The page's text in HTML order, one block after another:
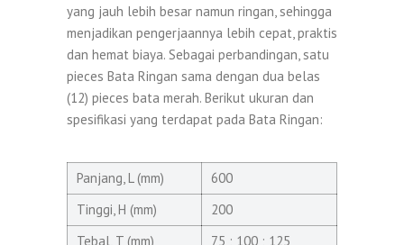
yang jauh lebih besar namun ringan, sehingga
menjadikan pengerjaannya lebih cepat, praktis
dan hemat biaya. Sebagai perbandingan, satu
pieces Bata Ringan sama dengan dua belas
(12) pieces bata merah. Berikut ukuran dan
spesifikasi yang terdapat pada Bata Ringan:
Panjang, L (mm)
600
Tinggi, H (mm)
200
Tebal, T (mm)
75 ; 100 ; 125